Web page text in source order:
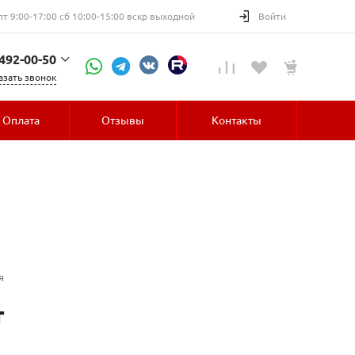
9:00-17:00 сб 10:00-15:00 вскр выходной Войти
00-50
звонок
Оплата Отзывы Контакты